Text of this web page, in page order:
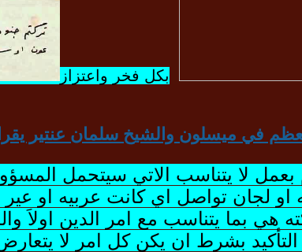
بكل فخر واعتزاز
في ميسلون والشيخ سلمان عنتير
لا يتناسب الاتي سيتحمل
لجان تواصل اي كانت عربيه او
يتناسب مع امر الدين اولاَ
بشرط ان يكن كل امر لا